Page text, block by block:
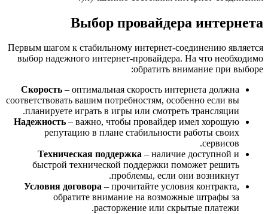
Выбор провайдера интернета
Первым шагом к стабильному интернет-соединению является
выбор надежного интернет-провайдера. На что необходимо
обратить внимание при выборе:
Скорость – оптимальная скорость интернета должна
соответствовать вашим потребностям, особенно если вы
планируете играть в игры или смотреть трансляции.
Надежность – важно, чтобы провайдер имел хорошую
репутацию в плане стабильности работы своих
сервисов.
Техническая поддержка – наличие доступной и
быстрой технической поддержки поможет решить
проблемы, если они возникнут.
Условия договора – прочитайте условия контракта,
обратите внимание на возможные штрафы за
расторжение или скрытые платежи.